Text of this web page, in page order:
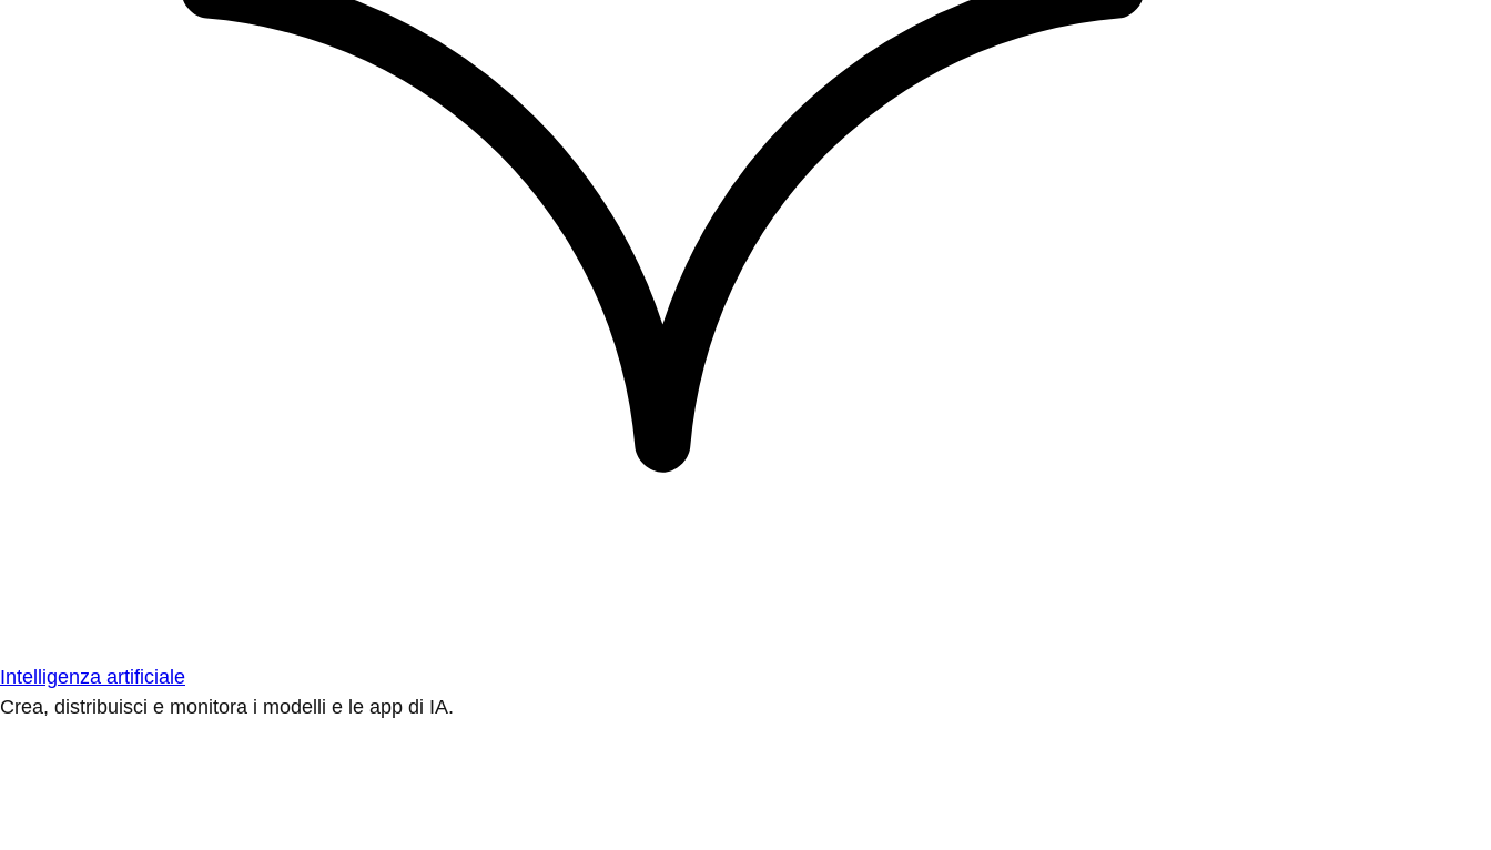
Intelligenza artificiale
Crea, distribuisci e monitora i modelli e le app di IA.